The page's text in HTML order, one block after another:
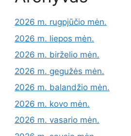
2026 m. rugpjūčio mėn.
2026 m. liepos mėn.
2026 m. birželio mėn.
2026 m. gegužės mėn.
2026 m. balandžio mėn.
2026 m. kovo mėn.
2026 m. vasario mėn.